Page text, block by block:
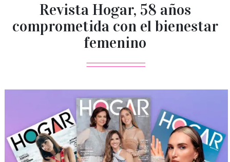
Revista Hogar, 58 años
comprometida con el bienestar
femenino